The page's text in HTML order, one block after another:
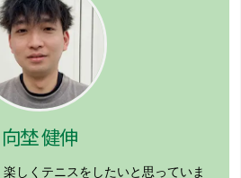
向埜 健伸
楽しくテニスをしたいと思っていま